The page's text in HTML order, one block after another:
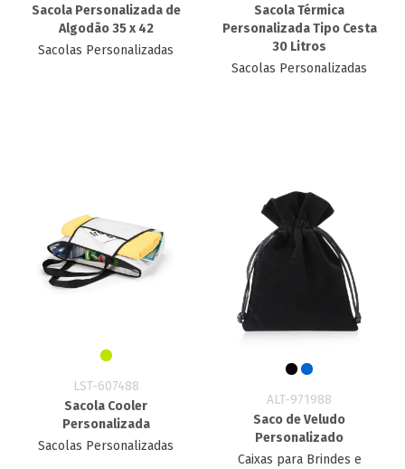
Sacola Personalizada de
Algodão 35 x 42
Sacolas Personalizadas
Sacola Térmica
Personalizada Tipo Cesta
30 Litros
Sacolas Personalizadas
LST-607488
Sacola Cooler
Personalizada
Sacolas Personalizadas
ALT-971988
Saco de Veludo
Personalizado
Caixas para Brindes e